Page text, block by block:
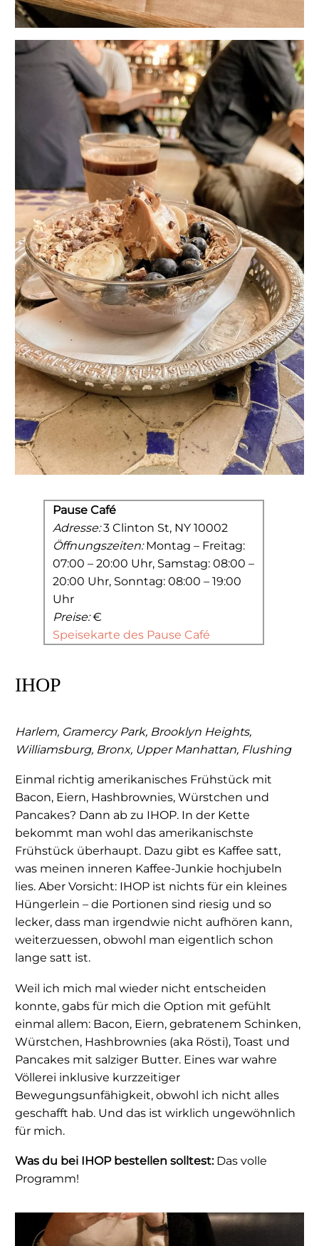
Pause Café
Adresse:3 Clinton St, NY 10002
Öffnungszeiten:Montag – Freitag:
07:00 – 20:00 Uhr, Samstag: 08:00 –
20:00 Uhr, Sonntag: 08:00 – 19:00
Uhr
Preise:€
Speisekarte des Pause Café
IHOP
Harlem, Gramercy Park, Brooklyn Heights,
Williamsburg, Bronx, Upper Manhattan, Flushing
Einmal richtig amerikanisches Frühstück mit
Bacon, Eiern, Hashbrownies, Würstchen und
Pancakes? Dann ab zu IHOP. In der Kette
bekommt man wohl das amerikanischste
Frühstück überhaupt. Dazu gibt es Kaffee satt,
was meinen inneren Kaffee-Junkie hochjubeln
lies. Aber Vorsicht: IHOP ist nichts für ein kleines
Hüngerlein – die Portionen sind riesig und so
lecker, dass man irgendwie nicht aufhören kann,
weiterzuessen, obwohl man eigentlich schon
lange satt ist.
Weil ich mich mal wieder nicht entscheiden
konnte, gabs für mich die Option mit gefühlt
einmal allem: Bacon, Eiern, gebratenem Schinken,
Würstchen, Hashbrownies (aka Rösti), Toast und
Pancakes mit salziger Butter. Eines war wahre
Völlerei inklusive kurzzeitiger
Bewegungsunfähigkeit, obwohl ich nicht alles
geschafft hab. Und das ist wirklich ungewöhnlich
für mich.
Was du bei IHOP bestellen solltest:Das volle
Programm!